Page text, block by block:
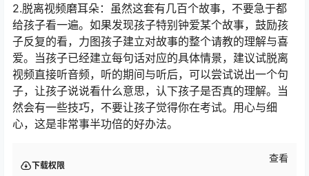
2.脱离视频磨耳朵：虽然这套有几百个故事，不要急于都
给孩子看一遍。如果发现孩子特别钟爱某个故事，鼓励孩
子反复的看，力图孩子建立对故事的整个请教的理解与喜
爱。当孩子已经建立每句话对应的具体情景，建议试脱离
视频直接听音频，听的期间与听后，可以尝试说出一个句
子，让孩子说说看什么意思，认下孩子是否真的理解。当
然会有一些技巧，不要让孩子觉得你在考试。用心与细
心，这是非常事半功倍的好办法。
下载权限
查看